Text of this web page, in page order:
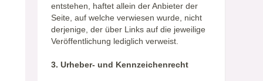
entstehen, haftet allein der Anbieter der
Seite, auf welche verwiesen wurde, nicht
derjenige, der über Links auf die jeweilige
Veröffentlichung lediglich verweist.
3. Urheber- und Kennzeichenrecht